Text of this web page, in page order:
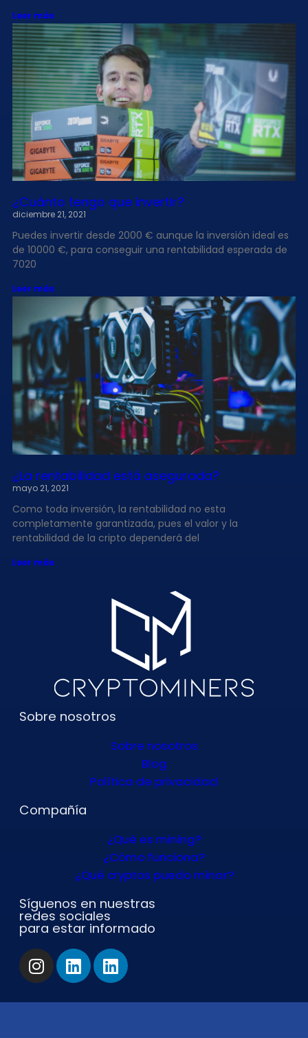
Leer más
¿Cuánto tengo que invertir?
diciembre 21, 2021
Puedes invertir desde 2000 € aunque la inversión ideal es
de 10000 €, para conseguir una rentabilidad esperada de
7020
Leer más
¿La rentabilidad está asegurada?
mayo 21, 2021
Como toda inversión, la rentabilidad no esta
completamente garantizada, pues el valor y la
rentabilidad de la cripto dependerá del
Leer más
Sobre nosotros
Sobre nosotros
Blog
Política de privacidad
Compañía
¿Qué es mining?
¿Cómo funciona?
¿Qué cryptos puedo minar?
Síguenos en nuestras
redes sociales
para estar informado